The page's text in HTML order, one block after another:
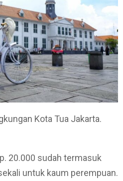
Kota Tua Jakarta.
20.000 sudah termasuk
untuk kaum perempuan.